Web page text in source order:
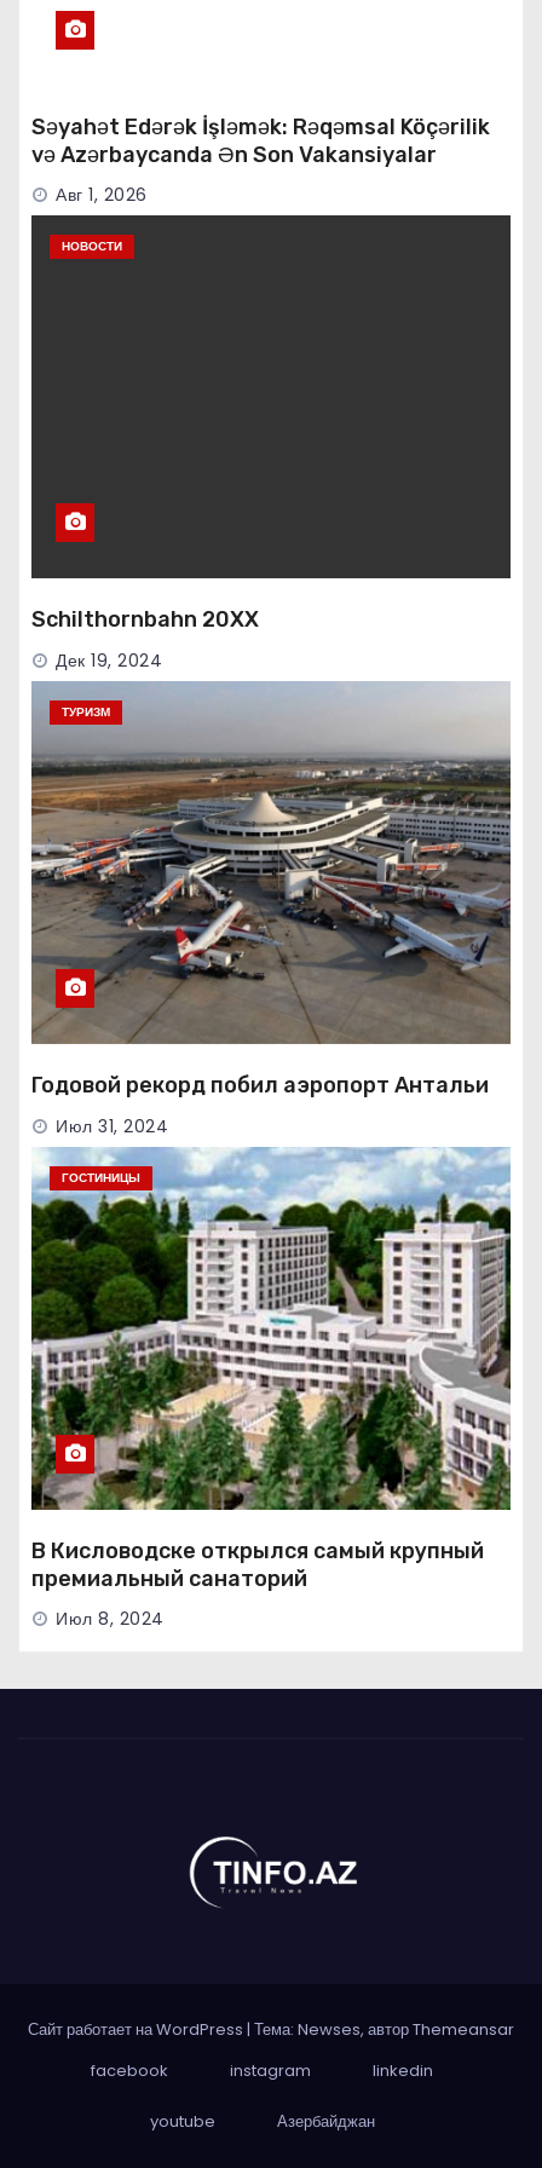
Səyahət Edərək İşləmək: Rəqəmsal Köçərilik
və Azərbaycanda Ən Son Vakansiyalar
Авг 1, 2026
НОВОСТИ
Schilthornbahn 20XX
Дек 19, 2024
ТУРИЗМ
Годовой рекорд побил аэропорт Антальи
Июл 31, 2024
ГОСТИНИЦЫ
В Кисловодске открылся самый крупный
премиальный санаторий
Июл 8, 2024
Сайт работает на WordPress | Тема: Newses, авторThemeansar
facebook
instagram linkedin
youtube Азербайджан